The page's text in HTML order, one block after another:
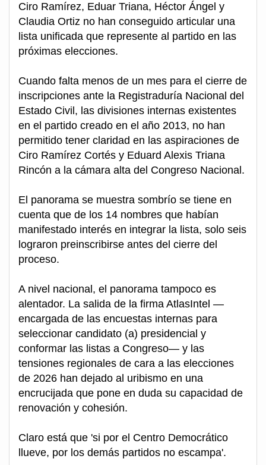
Ciro Ramírez, Eduar Triana, Héctor Ángel y
Claudia Ortiz no han conseguido articular una
lista unificada que represente al partido en las
próximas elecciones.
Cuando falta menos de un mes para el cierre de
inscripciones ante la Registraduría Nacional del
Estado Civil, las divisiones internas existentes
en el partido creado en el año 2013, no han
permitido tener claridad en las aspiraciones de
Ciro Ramírez Cortés y Eduard Alexis Triana
Rincón a la cámara alta del Congreso Nacional.
El panorama se muestra sombrío se tiene en
cuenta que de los 14 nombres que habían
manifestado interés en integrar la lista, solo seis
lograron preinscribirse antes del cierre del
proceso.
A nivel nacional, el panorama tampoco es
alentador. La salida de la firma AtlasIntel —
encargada de las encuestas internas para
seleccionar candidato (a) presidencial y
conformar las listas a Congreso— y las
tensiones regionales de cara a las elecciones
de 2026 han dejado al uribismo en una
encrucijada que pone en duda su capacidad de
renovación y cohesión.
Claro está que 'si por el Centro Democrático
llueve, por los demás partidos no escampa'.